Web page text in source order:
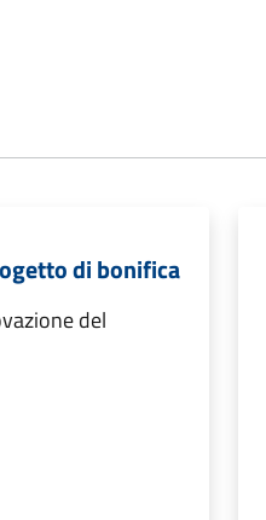
di bonifica
del